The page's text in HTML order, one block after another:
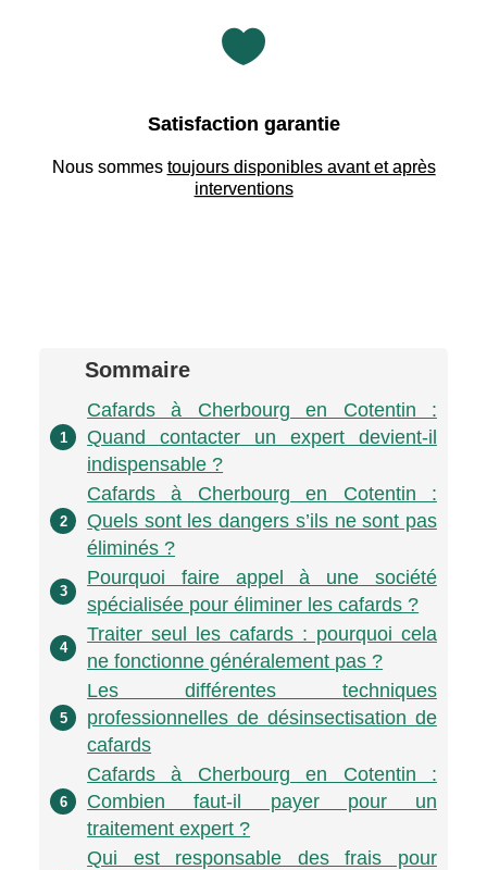

Satisfaction garantie
Nous sommes toujours disponibles avant et après
interventions
Sommaire
1
Cafards à Cherbourg en Cotentin :
Quand contacter un expert devient-il
indispensable ?
2
Cafards à Cherbourg en Cotentin :
Quels sont les dangers s’ils ne sont pas
éliminés ?
3
Pourquoi faire appel à une société
spécialisée pour éliminer les cafards ?
4
Traiter seul les cafards : pourquoi cela
ne fonctionne généralement pas ?
5
Les différentes techniques
professionnelles de désinsectisation de
cafards
6
Cafards à Cherbourg en Cotentin :
Combien faut-il payer pour un
traitement expert ?
Qui est responsable des frais pour